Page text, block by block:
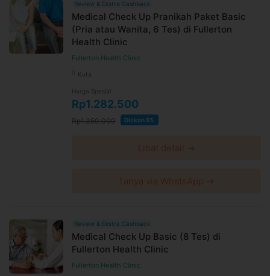
Review & Ekstra Cashback
Medical Check Up Pranikah Paket Basic
(Pria atau Wanita, 6 Tes) di Fullerton
Health Clinic
Fullerton Health Clinic
Kuta
Harga Spesial
Rp1.282.500
Rp1.350.000 Diskon 5%
Lihat detail →
Tanya via WhatsApp →
Review & Ekstra Cashback
Medical Check Up Basic (8 Tes) di
Fullerton Health Clinic
Fullerton Health Clinic